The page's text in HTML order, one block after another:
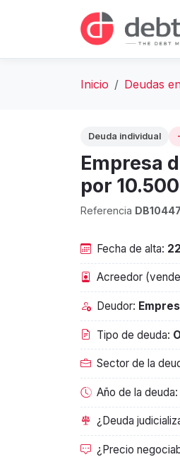
Inicio Deudas
Deuda individual
Empresa
por
Referencia DB10447
Fecha de alta:
Acreedor
Deudor:
Tipo de deuda:
Sector de la
Año de la deuda:
¿Deuda
¿Precio